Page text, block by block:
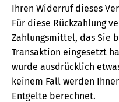
Ihren Widerruf dieses
Für diese Rückzahlung
Zahlungsmittel, das Sie
Transaktion eingesetzt
wurde ausdrücklich
keinem Fall werden
Entgelte berechnet.